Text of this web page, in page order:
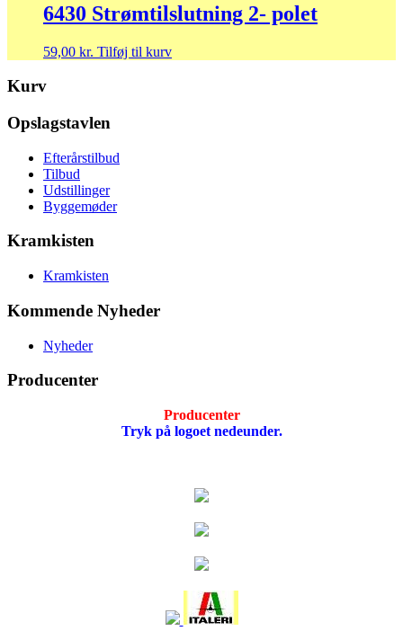
6430 Strømtilslutning 2- polet
59,00 kr. Tilføj til kurv
Kurv
Opslagstavlen
Efterårstilbud
Tilbud
Udstillinger
Byggemøder
Kramkisten
Kramkisten
Kommende Nyheder
Nyheder
Producenter
Producenter
Tryk på logoet nedeunder.